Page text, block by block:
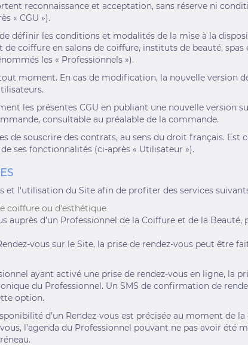
reconnaissance et acceptation, sans réserve ni
« CGU »).
définir les conditions et modalités de la mise à la
coiffure en salons de coiffure, instituts de beauté,
les « Professionnels »).
moment. En cas de modification, la nouvelle version
les présentes CGU en publiant une nouvelle version
consultable au préalable de la commande.
de souscrire des contrats, au sens du droit français.
ses fonctionnalités (ci-après « Utilisateur »).
et l'utilisation du Site afin de profiter des services
coiffure ou d’esthétique
d’un Professionnel de la Coiffure et de la Beauté,
vous sur le Site, la prise de rendez-vous peut être
ayant activé une prise de rendez-vous en ligne, la
du Professionnel. Un SMS de confirmation de
option.
d’un Rendez-vous est précisée au moment de
l’agenda du Professionnel pouvant ne pas avoir été